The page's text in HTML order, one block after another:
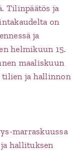
Tilinpäätös ja
on
ja
helmikuun 15.
maaliskuun
tilien ja hallinnon
marraskuussa
hallituksen